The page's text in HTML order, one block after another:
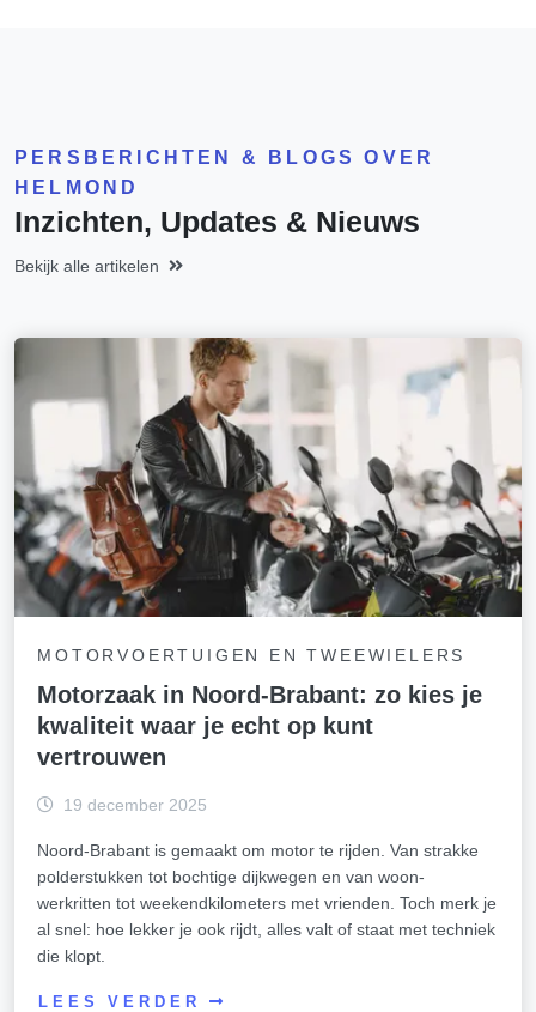
PERSBERICHTEN & BLOGS OVER
HELMOND
Inzichten, Updates & Nieuws
Bekijk alle artikelen
MOTORVOERTUIGEN EN TWEEWIELERS
Motorzaak in Noord-Brabant: zo kies je
kwaliteit waar je echt op kunt
vertrouwen
19 december 2025
Noord-Brabant is gemaakt om motor te rijden. Van strakke
polderstukken tot bochtige dijkwegen en van woon-
werkritten tot weekendkilometers met vrienden. Toch merk je
al snel: hoe lekker je ook rijdt, alles valt of staat met techniek
die klopt.
LEES VERDER